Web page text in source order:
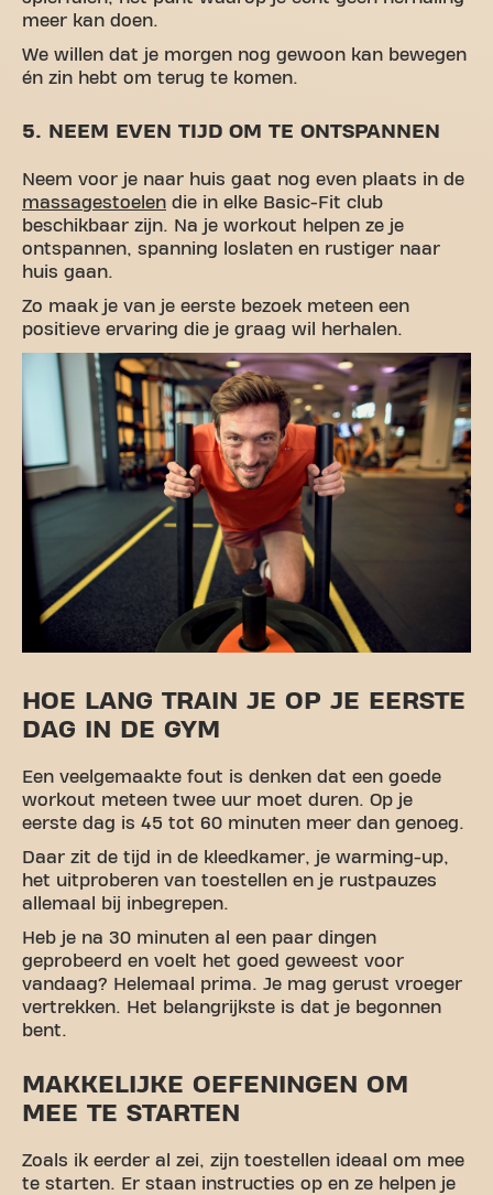
meer kan doen.
We willen dat je morgen nog gewoon kan bewegen
én zin hebt om terug te komen.
5. NEEM EVEN TIJD OM TE ONTSPANNEN
Neem voor je naar huis gaat nog even plaats in de
massagestoelen die in elke Basic-Fit club
beschikbaar zijn. Na je workout helpen ze je
ontspannen, spanning loslaten en rustiger naar
huis gaan.
Zo maak je van je eerste bezoek meteen een
positieve ervaring die je graag wil herhalen.
HOE LANG TRAIN JE OP JE EERSTE
DAG IN DE GYM
Een veelgemaakte fout is denken dat een goede
workout meteen twee uur moet duren. Op je
eerste dag is 45 tot 60 minuten meer dan genoeg.
Daar zit de tijd in de kleedkamer, je warming-up,
het uitproberen van toestellen en je rustpauzes
allemaal bij inbegrepen.
Heb je na 30 minuten al een paar dingen
geprobeerd en voelt het goed geweest voor
vandaag? Helemaal prima. Je mag gerust vroeger
vertrekken. Het belangrijkste is dat je begonnen
bent.
MAKKELIJKE OEFENINGEN OM
MEE TE STARTEN
Zoals ik eerder al zei, zijn toestellen ideaal om mee
te starten. Er staan instructies op en ze helpen je